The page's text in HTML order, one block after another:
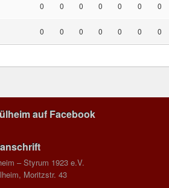
0 0 0 0 0 0 0
0 0 0 0 0 0 0
auf Facebook
– Styrum 1923 e.V.
Moritzstr. 43